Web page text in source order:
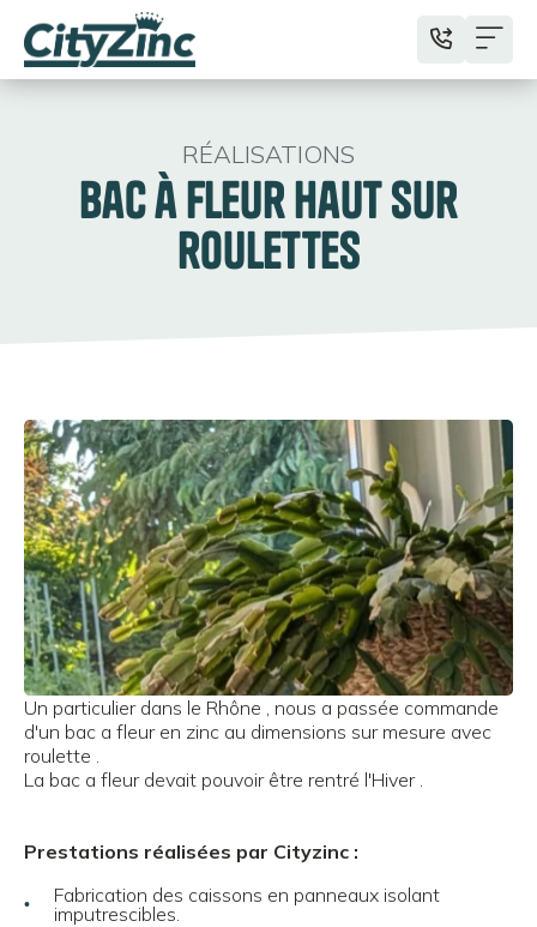
Bac à fleur haut sur
roulettes
RÉALISATIONS
Un particulier dans le Rhône , nous a passée commande
d'un bac a fleur en zinc au dimensions sur mesure avec
roulette .
La bac a fleur devait pouvoir être rentré l'Hiver .
Prestations réalisées par Cityzinc :
Fabrication des caissons en panneaux isolant
imputrescibles.